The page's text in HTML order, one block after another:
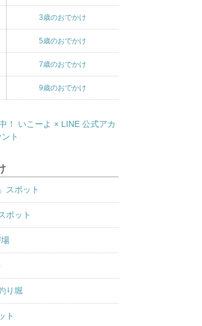
3歳のおでかけ
5歳のおでかけ
7歳のおでかけ
9歳のおでかけ
スポット
ポット
り堀
ト